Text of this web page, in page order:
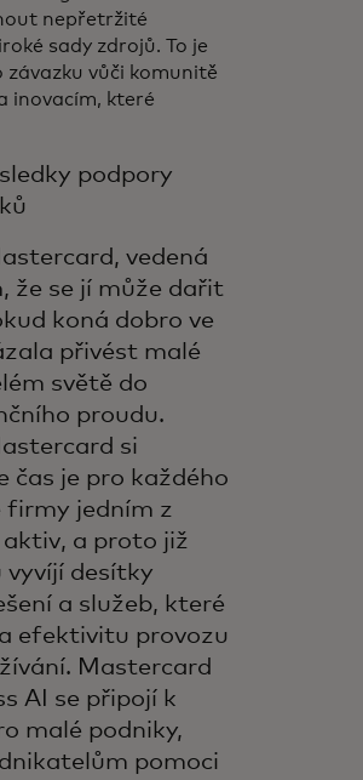
nepřetržité
sady zdrojů. To je
závazku vůči komunitě
inovacím, které
podpory
vedená
že se jí může dařit
koná dobro ve
přivést malé
světě do
proudu.
si
čas je pro každého
firmy jedním z
aktiv, a proto již
vyvíjí desítky
a služeb, které
efektivitu provozu
Mastercard
AI se připojí k
malé podniky,
pomoci